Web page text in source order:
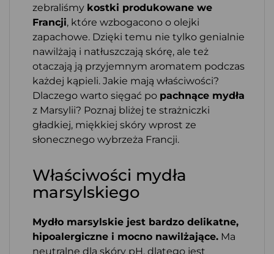
zebraliśmy kostki produkowane we
Francji, które wzbogacono o olejki
zapachowe. Dzięki temu nie tylko genialnie
nawilżają i natłuszczają skórę, ale też
otaczają ją przyjemnym aromatem podczas
każdej kąpieli. Jakie mają właściwości?
Dlaczego warto sięgać po pachnące mydła
z Marsylii? Poznaj bliżej te strażniczki
gładkiej, miękkiej skóry wprost ze
słonecznego wybrzeża Francji.
Właściwości mydła
marsylskiego
Mydło marsylskie jest bardzo delikatne,
hipoalergiczne i mocno nawilżające. Ma
neutralne dla skóry pH, dlatego jest